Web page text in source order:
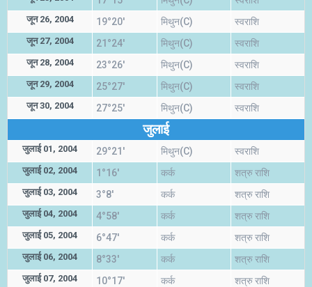
जून 26, 2004 19°20' मिथुन(C) स्वराशि
जून 27, 2004 21°24' मिथुन(C) स्वराशि
जून 28, 2004 23°26' मिथुन(C) स्वराशि
जून 29, 2004 25°27' मिथुन(C) स्वराशि
जून 30, 2004 27°25' मिथुन(C) स्वराशि
जुलाई
जुलाई 01, 2004 29°21' मिथुन(C) स्वराशि
जुलाई 02, 2004 1°16' कर्क शत्रु राशि
जुलाई 03, 2004 3°8' कर्क शत्रु राशि
जुलाई 04, 2004 4°58' कर्क शत्रु राशि
जुलाई 05, 2004 6°47' कर्क शत्रु राशि
जुलाई 06, 2004 8°33' कर्क शत्रु राशि
जुलाई 07, 2004 10°17' कर्क शत्रु राशि